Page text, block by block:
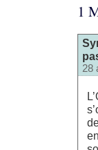
1
28